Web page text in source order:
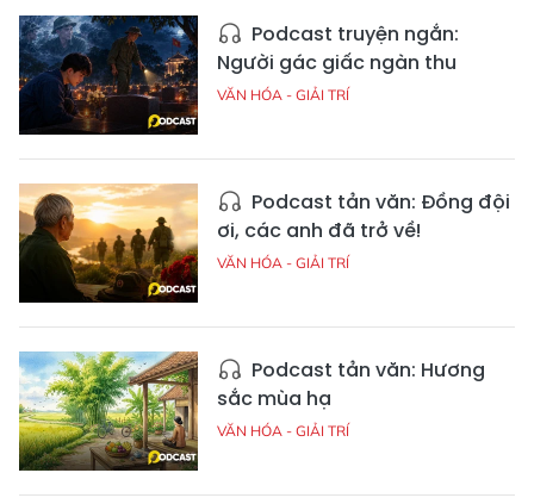
Podcast truyện ngắn:
Người gác giấc ngàn thu
VĂN HÓA - GIẢI TRÍ
Podcast tản văn: Đồng đội
ơi, các anh đã trở về!
VĂN HÓA - GIẢI TRÍ
Podcast tản văn: Hương
sắc mùa hạ
VĂN HÓA - GIẢI TRÍ